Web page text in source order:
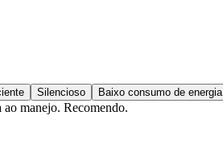
Silencioso Baixo consumo de energia
ao manejo. Recomendo.